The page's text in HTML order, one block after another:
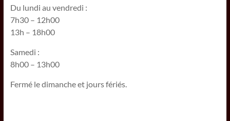
Du lundi au vendredi :
7h30 – 12h00
13h – 18h00
Samedi :
8h00 – 13h00
Fermé le dimanche et jours fériés.